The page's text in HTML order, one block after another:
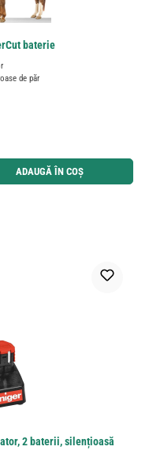
baterie
de păr
butoanele pentru a mări sau micșora
ADAUGĂ ÎN COȘ
2 baterii, silențioasă